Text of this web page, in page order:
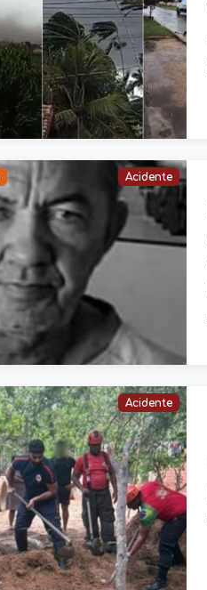
Acidente
Acidente